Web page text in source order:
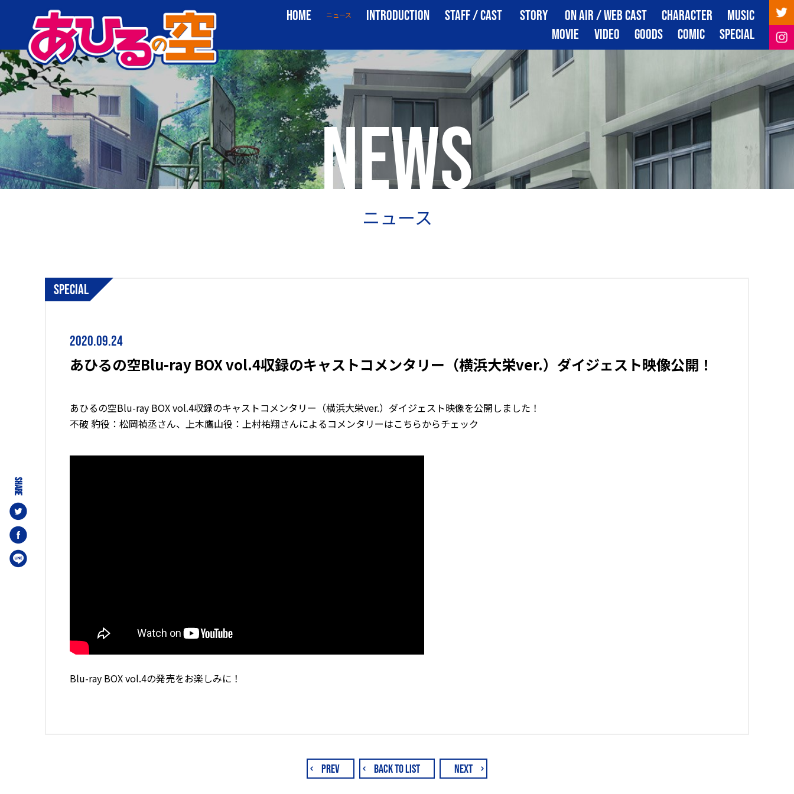
HOME ニュース INTRODUCTION STAFF / CAST STORY ON AIR / WEB CAST
放送・配信情報
CHARACTER
キャラクター
MUSIC
音楽
MOVIE
映像
VIDEO
映像商品
GOODS
グッズ
COMIC
コミック
SPECIAL
スペシャル
NEWS
ニュース
special
2020.09.24
あひるの空Blu-ray BOX vol.4収録のキャストコメンタリー（横浜大栄ver.）ダイジェスト映像公開！
あひるの空Blu-ray BOX vol.4収録のキャストコメンタリー（横浜大栄ver.）ダイジェスト映像を公開しました！
不破 豹役：松岡禎丞さん、上木鷹山役：上村祐翔さんによるコメンタリーはこちらからチェック
Blu-ray BOX vol.4の発売をお楽しみに！
PREV BACK TO LIST NEXT
SHARE